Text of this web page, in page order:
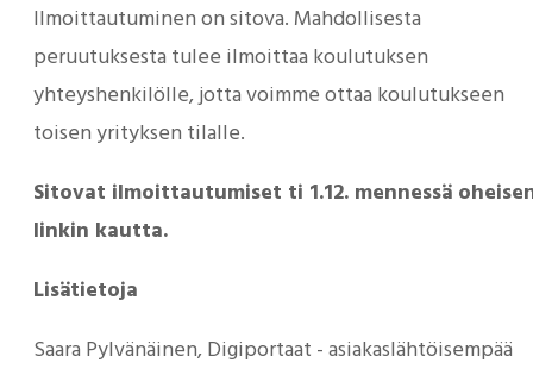
Ilmoittautuminen on sitova. Mahdollisesta
peruutuksesta tulee ilmoittaa koulutuksen
yhteyshenkilölle, jotta voimme ottaa koulutukseen
toisen yrityksen tilalle.
Sitovat ilmoittautumiset ti 1.12. mennessä
linkin kautta.
Lisätietoja
Saara Pylvänäinen, Digiportaat - asiakaslähtöisempää